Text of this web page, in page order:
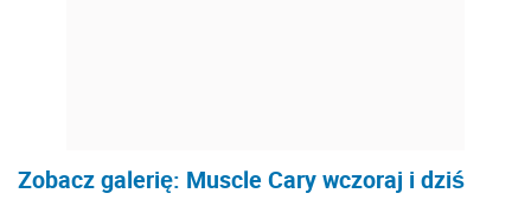
Zobacz galerię: Muscle Cary wczoraj i dziś